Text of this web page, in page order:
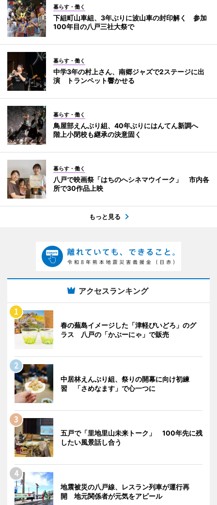
暮らす・働く
下組町山車組、3年ぶりに波山車の封印解く 参加
100年目の八戸三社大祭で
暮らす・働く
中学3年の村上さん、南郷ジャズで2ステージに出
演 トランペット響かせる
暮らす・働く
鳥屋部えんぶり組、40年ぶりにはんてん新調へ
階上小閉校も継承の決意固く
暮らす・働く
八戸で映画祭「はちのへシネマウイーク」 市内各
所で30作品上映
もっと見る
アクセスランキング
春の蕪島イメージした「津軽びいどろ」のグ
ラス 八戸の「かぶーにゃ」で販売
中居林えんぶり組、祭りの開幕に向け初練
習 「さめなます」で心一つに
五戸で「里地里山未来トーク」 100年先に残
したい風景話し合う
地震被災の八戸線、レスラン列車が運行再
開 地元関係者が元気をアピール